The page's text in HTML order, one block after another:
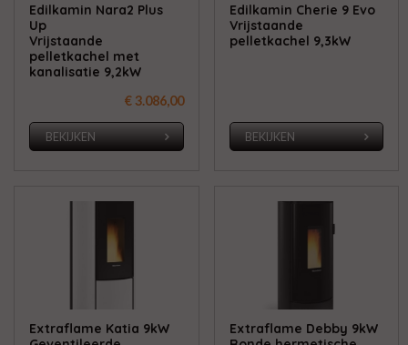
Edilkamin Nara2 Plus
Up
Vrijstaande
pelletkachel met
kanalisatie 9,2kW
€ 3.086,00
BEKIJKEN
Edilkamin Cherie 9 Evo
Vrijstaande
pelletkachel 9,3kW
BEKIJKEN
Extraflame Katia 9kW
Extraflame Debby 9kW